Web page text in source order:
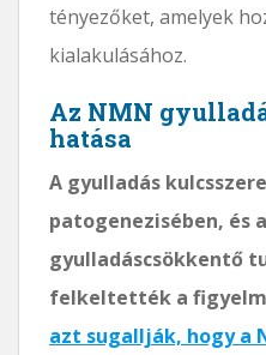
tényezőket, amelyek
kialakulásához.
Az NMN
hatása
A gyulladás
patogenezisében, és
gyulladáscsökkentő
felkeltették a
azt sugallják, hogy a